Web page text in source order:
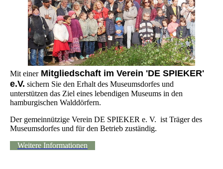
Mit einerMitgliedschaft im Verein 'DE SPIEKER'
e.V. sichern Sie den Erhalt des Museumsdorfes und
unterstützen das Ziel eines lebendigen Museums in den
hamburgischen Walddörfern.
Der gemeinnützige Verein DE SPIEKER e. V. ist Träger des
Museumsdorfes und für den Betrieb zuständig.
Weitere Informationen